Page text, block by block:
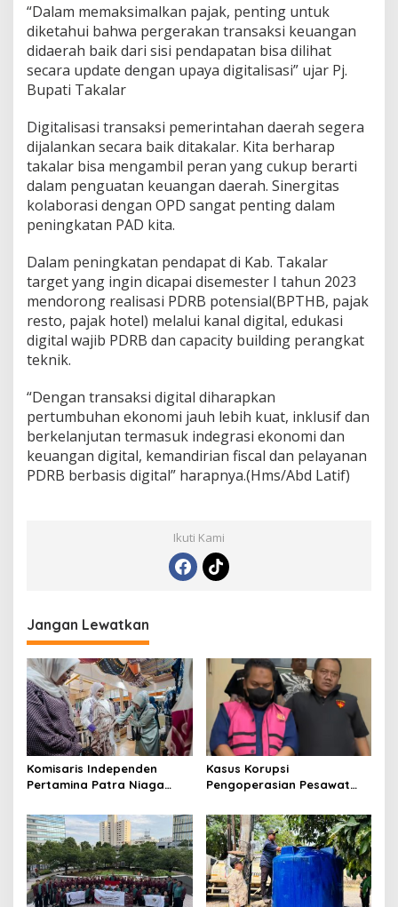
“Dalam memaksimalkan pajak, penting untuk
diketahui bahwa pergerakan transaksi keuangan
didaerah baik dari sisi pendapatan bisa dilihat
secara update dengan upaya digitalisasi” ujar Pj.
Bupati Takalar
Digitalisasi transaksi pemerintahan daerah segera
dijalankan secara baik ditakalar. Kita berharap
takalar bisa mengambil peran yang cukup berarti
dalam penguatan keuangan daerah. Sinergitas
kolaborasi dengan OPD sangat penting dalam
peningkatan PAD kita.
Dalam peningkatan pendapat di Kab. Takalar
target yang ingin dicapai disemester I tahun 2023
mendorong realisasi PDRB potensial(BPTHB, pajak
resto, pajak hotel) melalui kanal digital, edukasi
digital wajib PDRB dan capacity building perangkat
teknik.
“Dengan transaksi digital diharapkan
pertumbuhan ekonomi jauh lebih kuat, inklusif dan
berkelanjutan termasuk indegrasi ekonomi dan
keuangan digital, kemandirian fiscal dan pelayanan
PDRB berbasis digital” harapnya.(Hms/Abd Latif)
Ikuti Kami
Jangan Lewatkan
Komisaris Independen
Pertamina Patra Niaga
Mitra Binaan dengan
Sentuhan Kemanusiaan dan
Keberlanjutan
Kasus Korupsi
Pengoperasian Pesawat
Development Ditetapkan
Tersangka